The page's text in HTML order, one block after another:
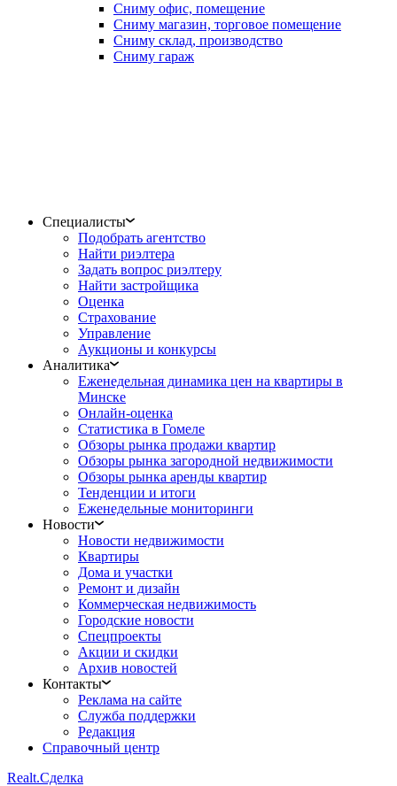
Сниму офис, помещение
Сниму магазин, торговое помещение
Сниму склад, производство
Сниму гараж
Специалисты
Подобрать агентство
Найти риэлтера
Задать вопрос риэлтеру
Найти застройщика
Оценка
Страхование
Управление
Аукционы и конкурсы
Аналитика
Еженедельная динамика цен на квартиры в
Минске
Онлайн-оценка
Статистика в Гомеле
Обзоры рынка продажи квартир
Обзоры рынка загородной недвижимости
Обзоры рынка аренды квартир
Тенденции и итоги
Еженедельные мониторинги
Новости
Новости недвижимости
Квартиры
Дома и участки
Ремонт и дизайн
Коммерческая недвижимость
Городские новости
Спецпроекты
Акции и скидки
Архив новостей
Контакты
Реклама на сайте
Служба поддержки
Редакция
Справочный центр
Realt.Сделка